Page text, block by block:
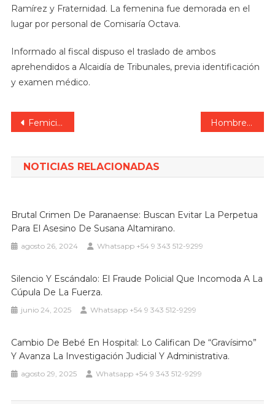
Ramírez y Fraternidad. La femenina fue demorada en el
lugar por personal de Comisaría Octava.
Informado al fiscal dispuso el traslado de ambos
aprehendidos a Alcaidía de Tribunales, previa identificación
y examen médico.
Navegación
entradas
Femicidio en Colón: condenado apeló y seguirá con domiciliaria. Hombre de Paraná ingresó a la provincia con mercadería sin aval aduanero: incautaron ropa y calzado.
NOTICIAS RELACIONADAS
Brutal Crimen De Paranaense: Buscan Evitar La Perpetua
Para El Asesino De Susana Altamirano.
agosto 26, 2024 Whatsapp +54 9 343 512-9299
Silencio Y Escándalo: El Fraude Policial Que Incomoda A La
Cúpula De La Fuerza.
junio 24, 2025 Whatsapp +54 9 343 512-9299
Cambio De Bebé En Hospital: Lo Califican De “gravísimo”
Y Avanza La Investigación Judicial Y Administrativa.
agosto 29, 2025 Whatsapp +54 9 343 512-9299